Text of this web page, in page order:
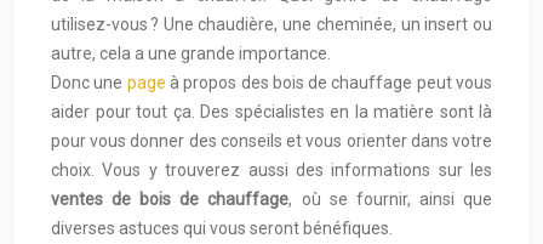
utilisez-vous ? Une chaudière, une cheminée, un insert ou
autre, cela a une grande importance.
Donc une page à propos des bois de chauffage peut vous
aider pour tout ça. Des spécialistes en la matière sont là
pour vous donner des conseils et vous orienter dans votre
choix. Vous y trouverez aussi des informations sur les
ventes de bois de chauffage, où se fournir, ainsi que
diverses astuces qui vous seront bénéfiques.